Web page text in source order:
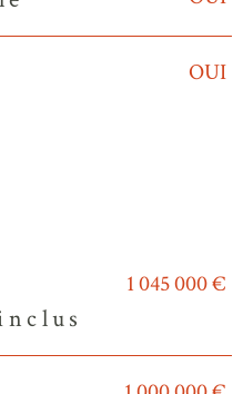
OUI
1 045 000 €